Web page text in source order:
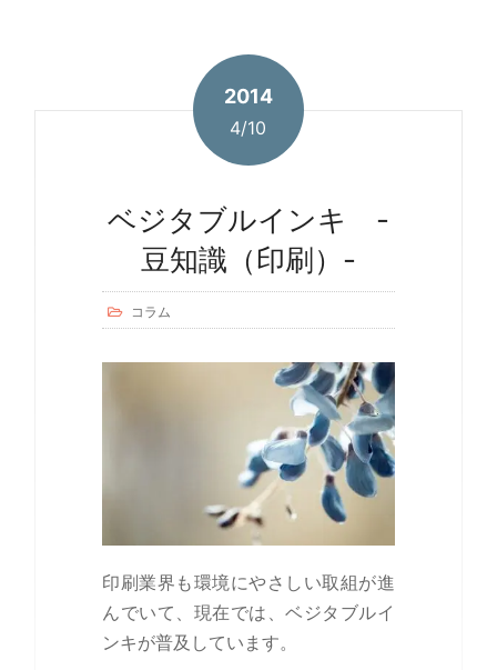
2014
4/10
ベジタブルインキ -
豆知識（印刷）-
コラム
印刷業界も環境にやさしい取組が進
んでいて、現在では、ベジタブルイ
ンキが普及しています。